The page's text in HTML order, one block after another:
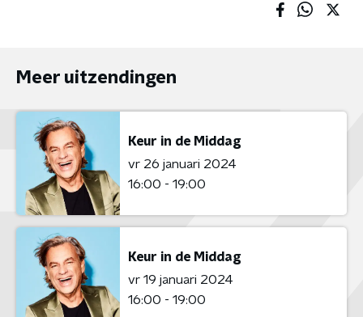
Meer uitzendingen
Keur in de Middag
vr 26 januari 2024
16:00 - 19:00
Keur in de Middag
vr 19 januari 2024
16:00 - 19:00